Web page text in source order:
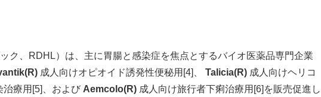
ク、RDHL）は、主に胃腸と感染症を焦点とするバイオ医薬品専門企業
(R) 成人向けオピオイド誘発性便秘用[4]、 Talicia(R) 成人向けヘリコ
療用[5]、および Aemcolo(R)成人向け旅行者下痢治療用[6]を販売促進し